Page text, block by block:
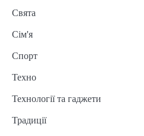
Свята
Сім'я
Спорт
Техно
Технології та гаджети
Традиції